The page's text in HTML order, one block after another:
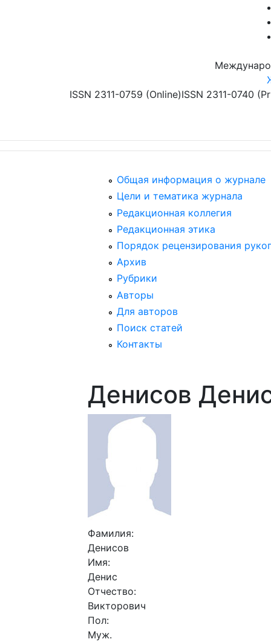
ISSN 2311-0759 (Online)ISSN 2311-0740
Общая информация о журнале
Цели и тематика журнала
Редакционная коллегия
Редакционная этика
Порядок рецензирования
Архив
Рубрики
Авторы
Для авторов
Поиск статей
Контакты
Денисов
Фамилия:
Денисов
Имя:
Денис
Отчество:
Викторович
Пол:
Муж.